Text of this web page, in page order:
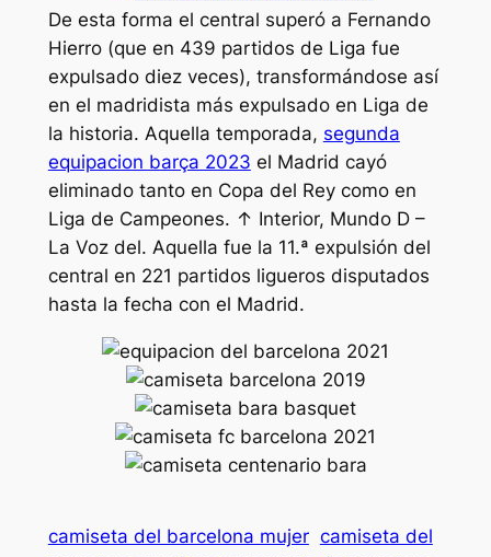
De esta forma el central superó a Fernando
Hierro (que en 439 partidos de Liga fue
expulsado diez veces), transformándose así
en el madridista más expulsado en Liga de
la historia. Aquella temporada, segunda
equipacion barça 2023 el Madrid cayó
eliminado tanto en Copa del Rey como en
Liga de Campeones. ↑ Interior, Mundo D –
La Voz del. Aquella fue la 11.ª expulsión del
central en 221 partidos ligueros disputados
hasta la fecha con el Madrid.
camiseta del barcelona mujer camiseta del